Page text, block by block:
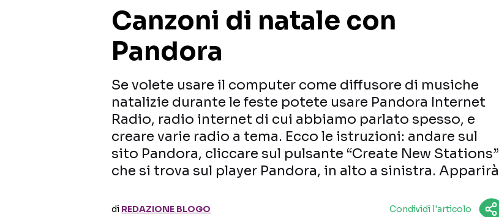
Canzoni di natale con
Pandora
Se volete usare il computer come diffusore di musiche
natalizie durante le feste potete usare Pandora Internet
Radio, radio internet di cui abbiamo parlato spesso, e
creare varie radio a tema. Ecco le istruzioni: andare sul
sito Pandora, cliccare sul pulsante “Create New Stations”
che si trova sul player Pandora, in alto a sinistra. Apparirà
di REDAZIONE BLOGO Condividi l'articolo